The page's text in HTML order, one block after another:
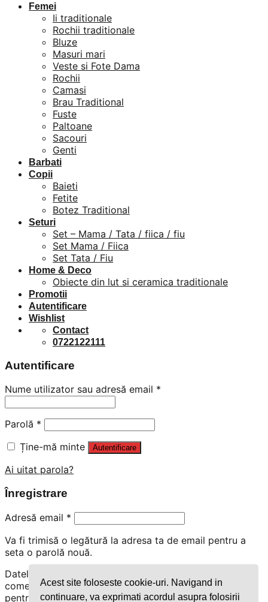
Acest site foloseste cookie-uri. Navigand in
continuare, va exprimati acordul asupra folosirii
Femei
Ii traditionale
Rochii traditionale
Bluze
Masuri mari
Veste si Fote Dama
Rochii
Camasi
Brau Traditional
Fuste
Paltoane
Sacouri
Genti
Barbati
Copii
Baieti
Fetite
Botez Traditional
Seturi
Set – Mama / Tata / fiica / fiu
Set Mama / Fiica
Set Tata / Fiu
Home & Deco
Obiecte din lut si ceramica traditionale
Promotii
Autentificare
Wishlist
Contact
0722122111
Autentificare
Nume utilizator sau adresă email *
Parolă *
Ține-mă minte
Autentificare
Ai uitat parola?
Înregistrare
Adresă email *
Va fi trimisă o legătură la adresa ta de email pentru a
seta o parolă nouă.
Datele dvs. personale vor fi utilizate pentru procesarea
comenzii dvs., pentru experiența pe întregul site și
pentru alte scopuri descrise înpolitică de